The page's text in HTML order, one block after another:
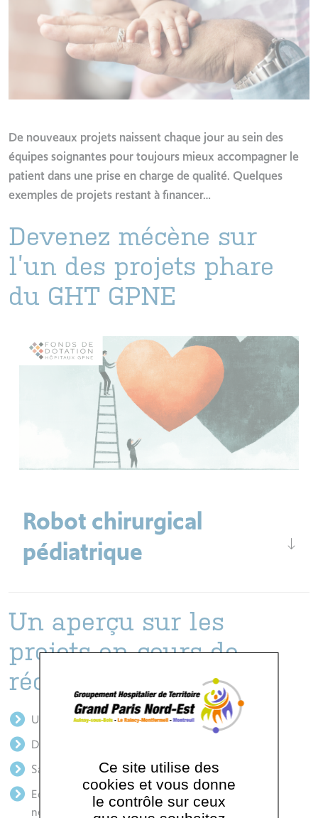
De nouveaux projets naissent chaque jour au sein des
équipes soignantes pour toujours mieux accompagner le
patient dans une prise en charge de qualité. Quelques
exemples de projets restant à financer…
Devenez mécène sur
l’un des projets phare
du GHT GPNE
Robot chirurgical
pédiatrique
Un aperçu sur les
projets en cours de
récolte de fonds
Un garage à vélo pour les personnels
Des salles de détente dans les services de soins
Salon d’accueil des familles en SSR Gériatrique
Equipement de pédalier pour les patients de
néphrologie
Ce site utilise des
cookies et vous donne
le contrôle sur ceux